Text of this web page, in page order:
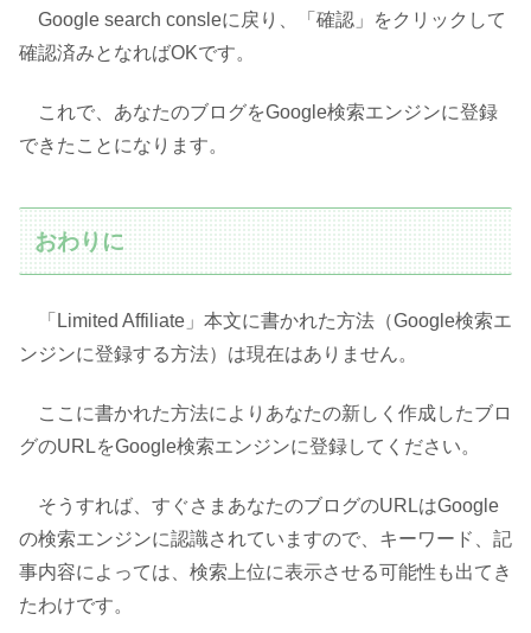
Google search consleに戻り、「確認」をクリックして
確認済みとなればOKです。
これで、あなたのブログをGoogle検索エンジンに登録
できたことになります。
おわりに
「Limited Affiliate」本文に書かれた方法（Google検索エ
ンジンに登録する方法）は現在はありません。
ここに書かれた方法によりあなたの新しく作成したブロ
グのURLをGoogle検索エンジンに登録してください。
そうすれば、すぐさまあなたのブログのURLはGoogle
の検索エンジンに認識されていますので、キーワード、記
事内容によっては、検索上位に表示させる可能性も出てき
たわけです。